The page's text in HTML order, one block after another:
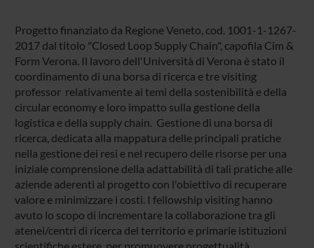
Progetto finanziato da Regione Veneto, cod. 1001-1-1267-
2017 dal titolo "Closed Loop Supply Chain", capofila Cim &
Form Verona. Il lavoro dell'Università di Verona è stato il
coordinamento di una borsa di ricerca e tre visiting
professor relativamente ai temi della sostenibilità e della
circular economy e loro impatto sulla gestione della
logistica e della supply chain. Gestione di una borsa di
ricerca, dedicata alla mappatura delle principali pratiche
nella gestione dei resi e nel recupero delle risorse per una
iniziale comprensione della adattabilità di tali pratiche alle
aziende aderenti al progetto con l'obiettivo di recuperare
valore e minimizzare i costi. I fellowship visiting hanno
avuto lo scopo di incrementare la collaborazione tra gli
atenei/centri di ricerca del territorio e primarie istituzioni